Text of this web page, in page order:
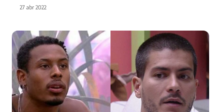
27 abr 2022